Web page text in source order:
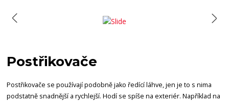
Postřikovače
Postřikovače se používají podobně jako ředící láhve, jen je to s nima
podstatně snadnější a rychlejší.Hodí se spíše na exteriér. Například na